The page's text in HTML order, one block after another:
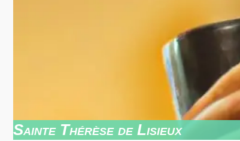
Sainte Thérèse de Lisieux